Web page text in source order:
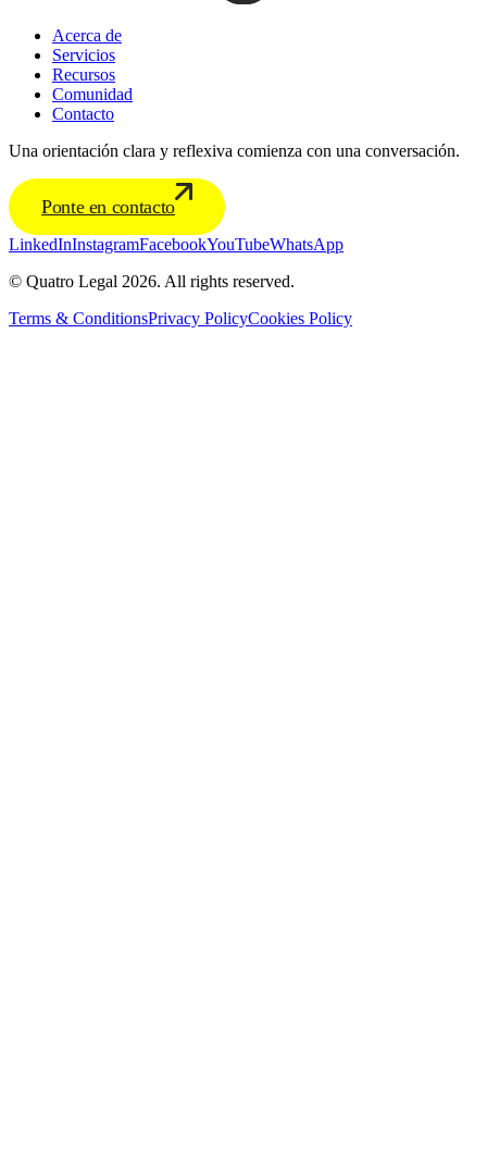
Acerca de
Servicios
Recursos
Comunidad
Contacto
Una orientación clara y reflexiva comienza con una conversación.
Ponte en contacto
LinkedInInstagramFacebookYouTubeWhatsApp
© Quatro Legal 2026. All rights reserved.
Terms & ConditionsPrivacy PolicyCookies Policy